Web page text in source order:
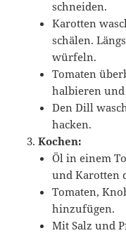
schneiden.
Karotten
schälen.
würfeln.
Tomaten
halbieren
Den Dill
hacken.
Kochen:
Öl in einem
und Karotten
Tomaten,
hinzufügen.
Mit Salz und